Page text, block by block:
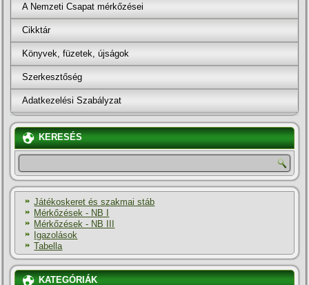
A Nemzeti Csapat mérkőzései
Cikktár
Könyvek, füzetek, újságok
Szerkesztőség
Adatkezelési Szabályzat
KERESÉS
Játékoskeret és szakmai stáb
Mérkőzések - NB I
Mérkőzések - NB III
Igazolások
Tabella
KATEGÓRIÁK